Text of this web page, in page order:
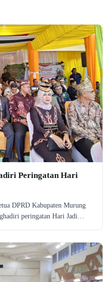
Peringatan Hari
DPRD Kabupaten Murung
peringatan Hari Jadi…